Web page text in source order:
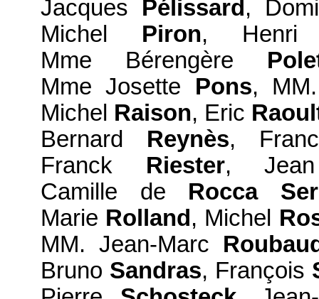
Jacques Pélissard ,
Michel Piron,
Mme Bérengère
Mme Josette Pons,
Michel Raison, Eric
Bernard Reynès,
Franck Riester,
Camille de Rocca
Marie Rolland , Michel
MM. Jean-Marc
Bruno Sandras, François